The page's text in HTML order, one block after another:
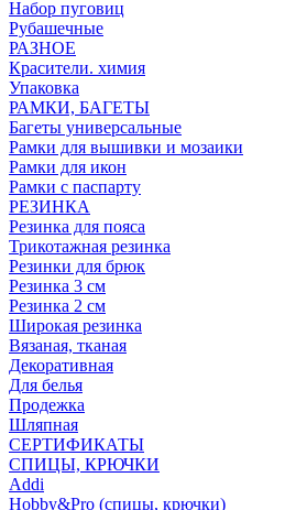
Набор пуговиц
Рубашечные
РАЗНОЕ
Красители. химия
Упаковка
РАМКИ, БАГЕТЫ
Багеты универсальные
Рамки для вышивки и мозаики
Рамки для икон
Рамки с паспарту
РЕЗИНКА
Резинка для пояса
Трикотажная резинка
Резинки для брюк
Резинка 3 см
Резинка 2 см
Широкая резинка
Вязаная, тканая
Декоративная
Для белья
Продежка
Шляпная
СЕРТИФИКАТЫ
СПИЦЫ, КРЮЧКИ
Addi
Hobby&Pro (спицы, крючки)